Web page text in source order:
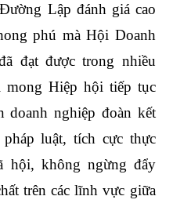
Lập đánh giá cao
phú mà Hội Doanh
đạt được trong nhiều
mong Hiệp hội tiếp tục
doanh nghiệp đoàn kết
luật, tích cực thực
hội, không ngừng đẩy
trên các lĩnh vực giữa